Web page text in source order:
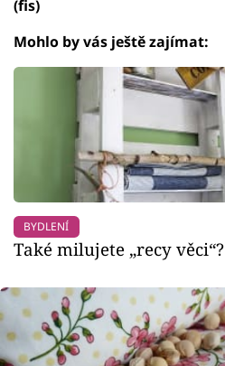
(fis)
Mohlo by vás ještě zajímat:
BYDLENÍ
Také milujete „recy věci“?